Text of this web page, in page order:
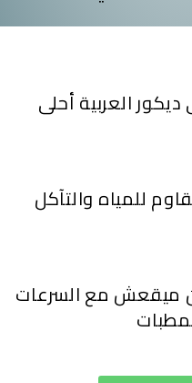
العربية أحلى
للمياه والتآكل
ميقعش مع السرعات